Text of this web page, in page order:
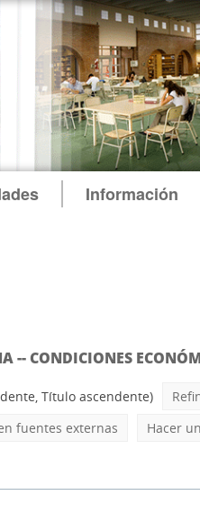
Información
-- CONDICIONES
Título ascendente)
fuentes externas Hacer